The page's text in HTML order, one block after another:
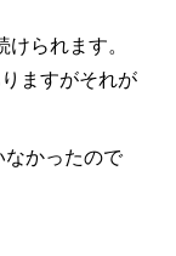
られます。
ますがそれが
かったので